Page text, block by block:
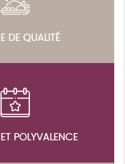
DE QUALITÉ
ET POLYVALENCE